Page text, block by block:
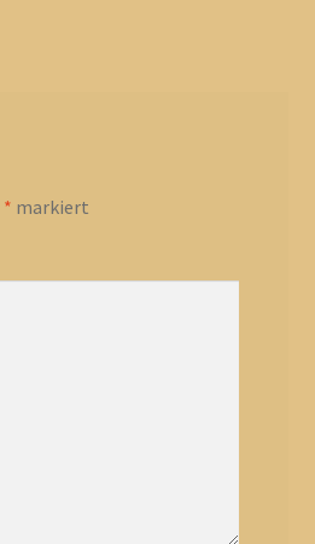
* markiert